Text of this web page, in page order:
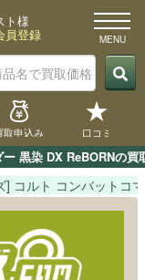
黒染 DX ReBORNの
ト様
員登録
取申込み 口コミ
] コルト コンバットコ